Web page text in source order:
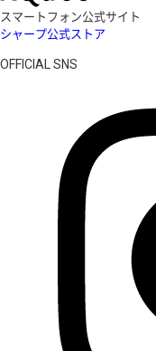
スマートフォン公式サイト
シャープ公式ストア
OFFICIAL SNS